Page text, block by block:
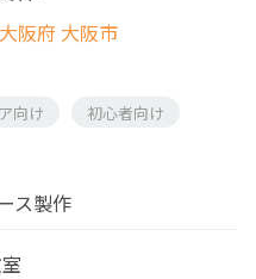
阪府 大阪市
向け
初心者向け
ス製作